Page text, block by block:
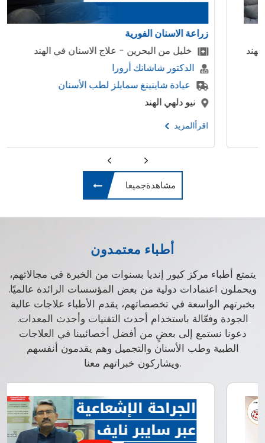
زراعة الاسنان الفورية
خليل من البحرين - علاج الاسنان في الهند
الدكتور شاشانك أرورا
عيادة شاينينغ سمايلز لطب الأسنان
نيو دلهي الهند
مشاهدةجميعا
أطباء معتمدون
يتمتع أطباء مركز كيور إنديا بسنوات من الخبرة في مجالاتهم،
ويحملون اعتمادات دولية من بعض المؤسسات الرائدة عالميًا.
بخبرتهم الواسعة في تخصصاتهم، يقدم الأطباء علاجات عالية
الجودة وفعّالة باستخدام أحدث التقنيات وأحدث المعدات.
دعونا نستمع إلى بعضٍ من أفضل أخصائيينا في العلاجات
الطبية وطب الأسنان والتجميل وهم يقدمون أنفسهم
ويشاركون خبراتهم معنا.